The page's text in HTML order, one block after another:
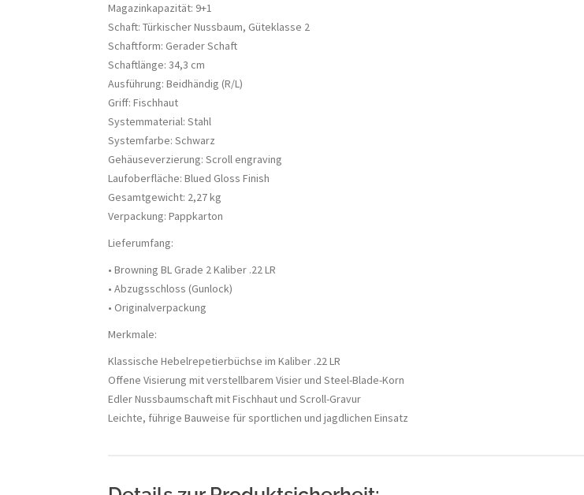
Magazinkapazität: 9+1
Schaft: Türkischer Nussbaum, Güteklasse 2
Schaftform: Gerader Schaft
Schaftlänge: 34,3 cm
Ausführung: Beidhändig (R/L)
Griff: Fischhaut
Systemmaterial: Stahl
Systemfarbe: Schwarz
Gehäuseverzierung: Scroll engraving
Laufoberfläche: Blued Gloss Finish
Gesamtgewicht: 2,27 kg
Verpackung: Pappkarton
Lieferumfang:
• Browning BL Grade 2 Kaliber .22 LR
• Abzugsschloss (Gunlock)
• Originalverpackung
Merkmale:
Klassische Hebelrepetierbüchse im Kaliber .22 LR
Offene Visierung mit verstellbarem Visier und Steel-Blade-Korn
Edler Nussbaumschaft mit Fischhaut und Scroll-Gravur
Leichte, führige Bauweise für sportlichen und jagdlichen Einsatz